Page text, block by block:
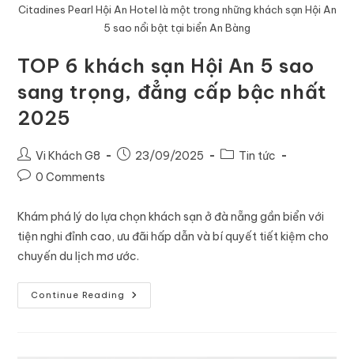
Citadines Pearl Hội An Hotel là một trong những khách sạn Hội An
5 sao nổi bật tại biển An Bàng
TOP 6 khách sạn Hội An 5 sao
sang trọng, đẳng cấp bậc nhất
2025
Vi Khách G8 23/09/2025
Tin tức
0 Comments
Khám phá lý do lựa chọn khách sạn ở đà nẵng gần biển với
tiện nghi đỉnh cao, ưu đãi hấp dẫn và bí quyết tiết kiệm cho
chuyến du lịch mơ ước.
Continue Reading